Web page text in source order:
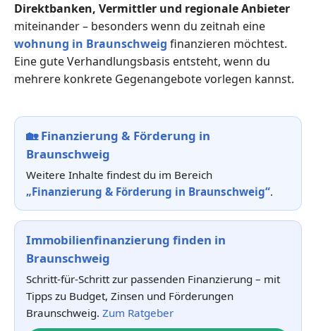
Direktbanken, Vermittler und regionale Anbieter
miteinander – besonders wenn du zeitnah eine
wohnung in Braunschweig finanzieren möchtest.
Eine gute Verhandlungsbasis entsteht, wenn du
mehrere konkrete Gegenangebote vorlegen kannst.
🏡Finanzierung & Förderung in
Braunschweig
Weitere Inhalte findest du im Bereich
„Finanzierung & Förderung in Braunschweig“.
Immobilienfinanzierung finden in
Braunschweig
Schritt-für-Schritt zur passenden Finanzierung – mit
Tipps zu Budget, Zinsen und Förderungen
Braunschweig. Zum Ratgeber